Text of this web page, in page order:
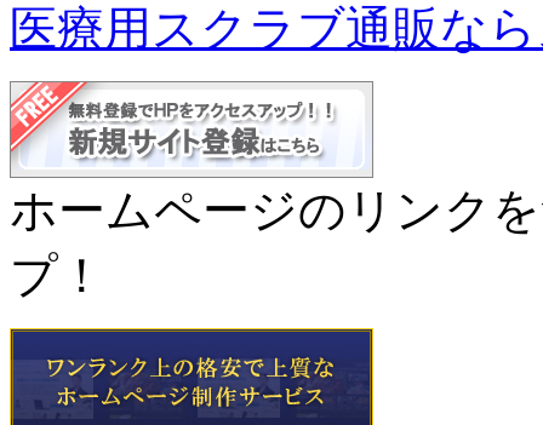
医療用スクラブ通販な
ホームページのリンク
プ！